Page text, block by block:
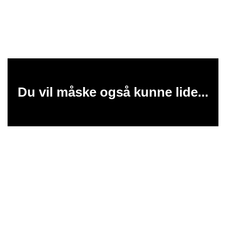
Du vil måske også kunne lide...